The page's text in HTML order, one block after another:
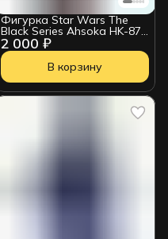
2 000 ₽
Фигурка Star Wars The
Black Series Ahsoka HK-87
Assassin Droid 212092
В корзину